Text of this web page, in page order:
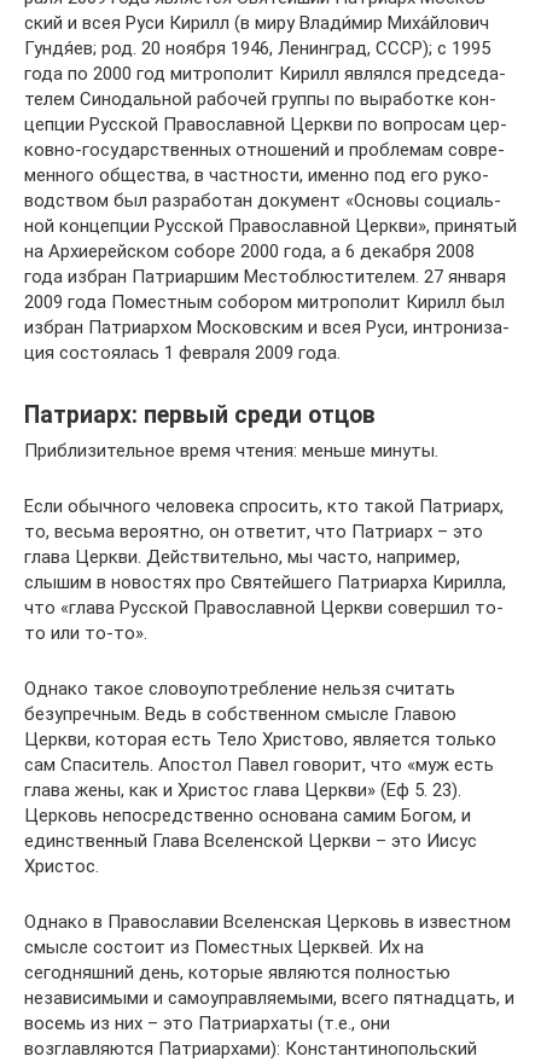
ский и всея Руси Кирилл (в миру Влади́мир Миха́йлович
Гундя́ев; род. 20 ноября 1946, Ленин­град, СССР); с 1995
года по 2000 год мит­ро­по­лит Кирилл являлся пред­се­да­
те­лем Сино­даль­ной рабо­чей группы по выра­ботке кон­
цеп­ции Рус­ской Пра­во­слав­ной Церкви по вопро­сам цер­
ковно-госу­дар­ствен­ных отно­ше­ний и про­бле­мам совре­
мен­ного обще­ства, в част­но­сти, именно под его руко­
вод­ством был раз­ра­бо­тан доку­мент «Основы соци­аль­
ной кон­цеп­ции Рус­ской Пра­во­слав­ной Церкви», при­ня­тый
на Архи­ерей­ском соборе 2000 года, а 6 декабря 2008
года избран Пат­ри­ар­шим Место­блю­сти­те­лем. 27 января
2009 года Помест­ным собо­ром мит­ро­по­лит Кирилл был
избран Пат­ри­ар­хом Мос­ков­ским и всея Руси, интро­ни­за­
ция состо­я­лась 1 фев­раля 2009 года.
Патриарх: первый среди отцов
Приблизительное время чтения: меньше минуты.
Если обычного человека спросить, кто такой Патриарх,
то, весьма вероятно, он ответит, что Патриарх – это
глава Церкви. Действительно, мы часто, например,
слышим в новостях про Святейшего Патриарха Кирилла,
что «глава Русской Православной Церкви совершил то-
то или то-то».
Однако такое словоупотребление нельзя считать
безупречным. Ведь в собственном смысле Главою
Церкви, которая есть Тело Христово, является только
сам Спаситель. Апостол Павел говорит, что «муж есть
глава жены, как и Христос глава Церкви» (Еф 5. 23).
Церковь непосредственно основана самим Богом, и
единственный Глава Вселенской Церкви – это Иисус
Христос.
Однако в Православии Вселенская Церковь в известном
смысле состоит из Поместных Церквей. Их на
сегодняшний день, которые являются полностью
независимыми и самоуправляемыми, всего пятнадцать, и
восемь из них – это Патриархаты (т.е., они
возглавляются Патриархами): Константинопольский